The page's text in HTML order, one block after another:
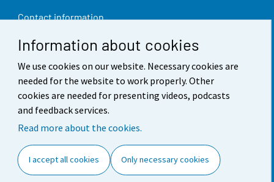
Information about cookies
We use cookies on our website. Necessary cookies are
needed for the website to work properly. Other
cookies are needed for presenting videos, podcasts
and feedback services.
Read more about the cookies.
I accept all cookies Only necessary cookies
Contact information
Feedback
Terms of use
Data protection
Accessibility
Cookie settings